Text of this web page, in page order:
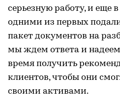
серьезную работу, и еще
одними из первых
пакет документов на
мы ждем ответа и
время получить
клиентов, чтобы они
своими активами.